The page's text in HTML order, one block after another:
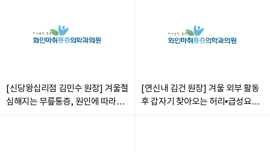
[신당왕십리점 김민수 원장] 겨울철
심해지는 무릎통증, 원인에 따라
[연신내 김건 원장] 겨울 외부 활동
후 갑자기 찾아오는 허리•급성요통,